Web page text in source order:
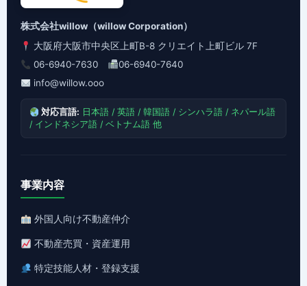
株式会社willow（willow Corporation）
大阪府大阪市中央区上町B-8 クリエイト上町ビル 7F
06-6940-7630
06-6940-7640
info@willow.ooo
対応言語: 日本語 / 英語 / 韓国語 / シンハラ語 / ネパール語
/ インドネシア語 / ベトナム語 他
事業内容
外国人向け不動産仲介
不動産売買・資産運用
特定技能人材・登録支援